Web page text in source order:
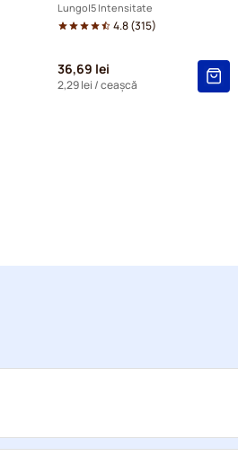
Lungo 5 Intensitate
4.8(315)
36,69 lei
2,29 lei / ceașcă